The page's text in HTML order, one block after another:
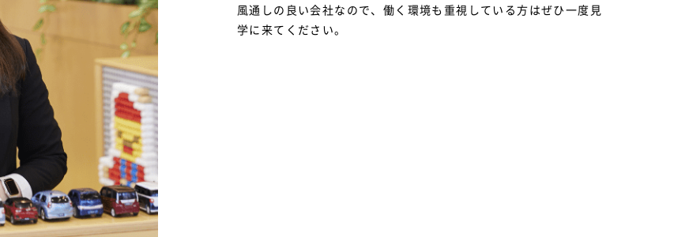
風通しの良い会社なので、働く環境も重視している方はぜひ一度見
学に来てください。